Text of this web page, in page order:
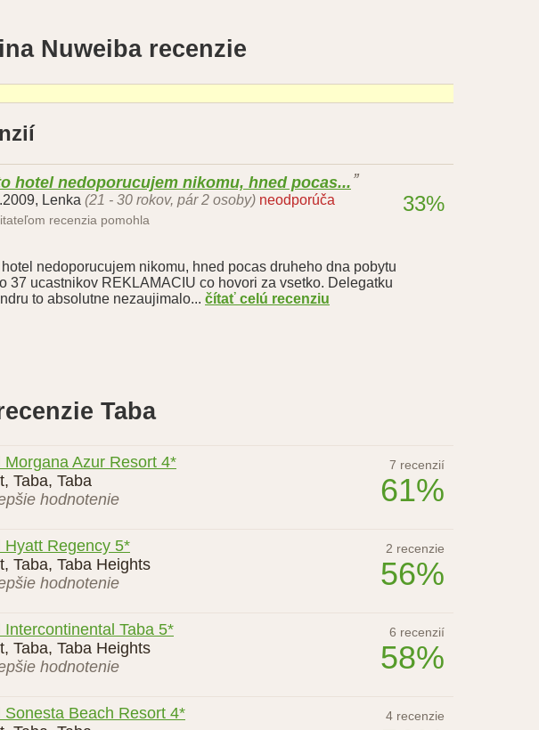
Nuweiba recenzie
hotel nedoporucujem nikomu, hned pocas...
, Lenka (21 - 30 rokov, pár 2 osoby) neodporúča
recenzia pomohla
33%
hotel nedoporucujem nikomu, hned pocas druheho dna pobytu
37 ucastnikov REKLAMACIU co hovori za vsetko. Delegatku
to absolutne nezaujimalo... čítať celú recenziu
Taba
Morgana Azur Resort 4*
Taba, Taba
hodnotenie
7 recenzií
61%
Hyatt Regency 5*
Taba, Taba Heights
hodnotenie
2 recenzie
56%
Intercontinental Taba 5*
Taba, Taba Heights
hodnotenie
6 recenzií
58%
Sonesta Beach Resort 4*
4 recenzie